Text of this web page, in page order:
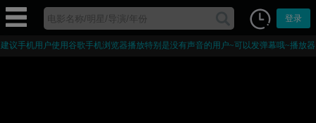
登录
建议手机用户使用谷歌手机浏览器播放特别是没有声音的用户~可以发弹幕哦~播放器